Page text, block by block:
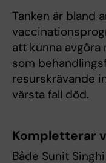
Tanken är bland
att kunna
som
resurskrävande
värsta fall död.
Kompletterar
Både Sunit